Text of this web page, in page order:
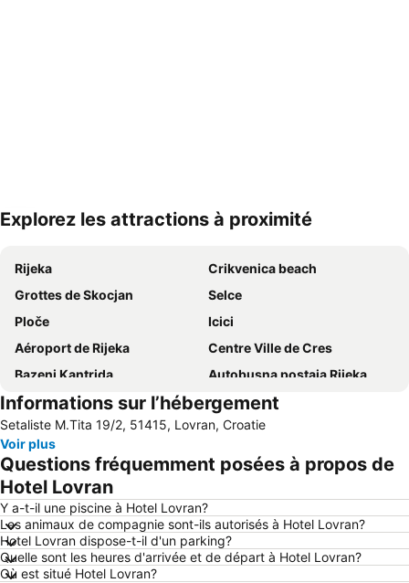
Explorez les attractions à proximité
Rijeka
Crikvenica beach
Grottes de Skocjan
Selce
Ploče
Icici
Aéroport de Rijeka
Centre Ville de Cres
Bazeni Kantrida
Autobusna postaja Rijeka
Malinska
Camping Krk
Promenade François Joseph et front de mer
Port de Volosko
Hrvatsko Narodno Kazalište Ivana pl Zajca
Maslinica
Marina Punat
Informations sur l’hébergement
Setaliste M.Tita 19/2, 51415, Lovran, Croatie
Voir plus
Questions fréquemment posées à propos de
Hotel Lovran
Y a-t-il une piscine à Hotel Lovran?
Les animaux de compagnie sont-ils autorisés à Hotel Lovran?
Hotel Lovran dispose-t-il d'un parking?
Quelle sont les heures d'arrivée et de départ à Hotel Lovran?
Où est situé Hotel Lovran?